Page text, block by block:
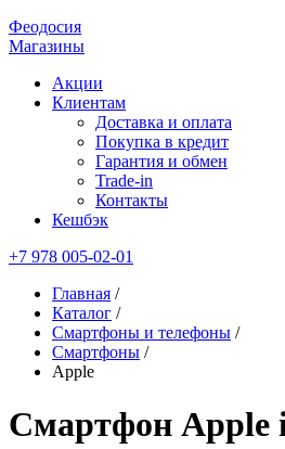
Феодосия
Магазины
Акции
Клиентам
Доставка и оплата
Покупка в кредит
Гарантия и обмен
Trade-in
Контакты
Кешбэк
+7 978 005-02-01
Главная /
Каталог /
Смартфоны и телефоны /
Смартфоны /
Apple
Смартфон Apple